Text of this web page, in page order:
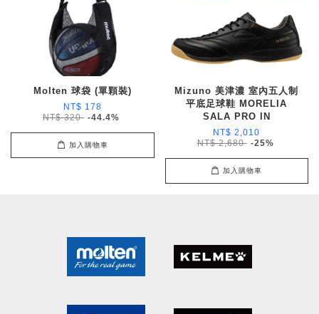
Molten 球袋 (單顆裝)
NT$ 178
NT$ 320 -44.4%
加入購物車
Mizuno 美津濃 室內五人制
平底足球鞋 MORELIA
SALA PRO IN
NT$ 2,010
NT$ 2,680 -25%
加入購物車